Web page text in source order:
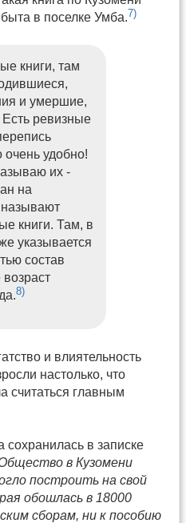
в поселке Умба.7)
книги, там
и умершие,
Есть ревизные
очень удобно!
их -
на
книги. Там, в
указывается
состав
8)
и влиятельность
настолько, что
считаться главным
сохранилась в записке
в Кузомени
построить на свой
обошлась в 18000
сборам, ни к пособию